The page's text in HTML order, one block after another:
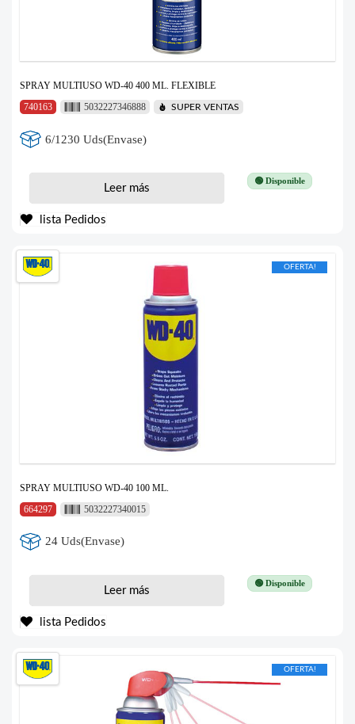
SPRAY MULTIUSO WD-40 400 ML. FLEXIBLE
740163
5032227346888 SUPER VENTAS
6/1230 Uds(Envase)
🟢 Disponible
Leer más
lista Pedidos
OFERTA!
SPRAY MULTIUSO WD-40 100 ML.
664297
5032227340015
24 Uds(Envase)
🟢 Disponible
Leer más
lista Pedidos
OFERTA!